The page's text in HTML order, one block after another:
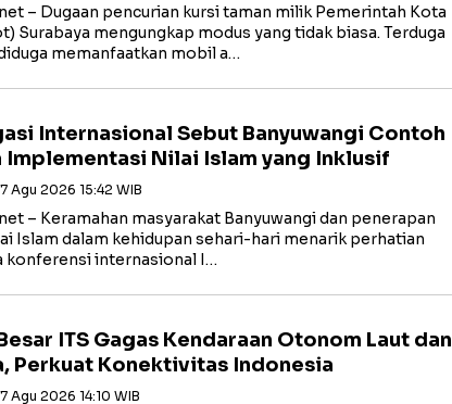
– Dugaan pencurian kursi taman milik Pemerintah Kota
Surabaya mengungkap modus yang tidak biasa. Terduga
memanfaatkan mobil a…
Internasional Sebut Banyuwangi Contoh
Implementasi Nilai Islam yang Inklusif
Agu 2026 15:42 WIB
– Keramahan masyarakat Banyuwangi dan penerapan
Islam dalam kehidupan sehari-hari menarik perhatian
konferensi internasional I…
ITS Gagas Kendaraan Otonom Laut dan
Perkuat Konektivitas Indonesia
Agu 2026 14:10 WIB